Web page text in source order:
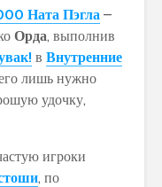
Ната Пэгла –
Орда, выполнив
в Внутренние
лишь нужно
удочку,
игроки
, по